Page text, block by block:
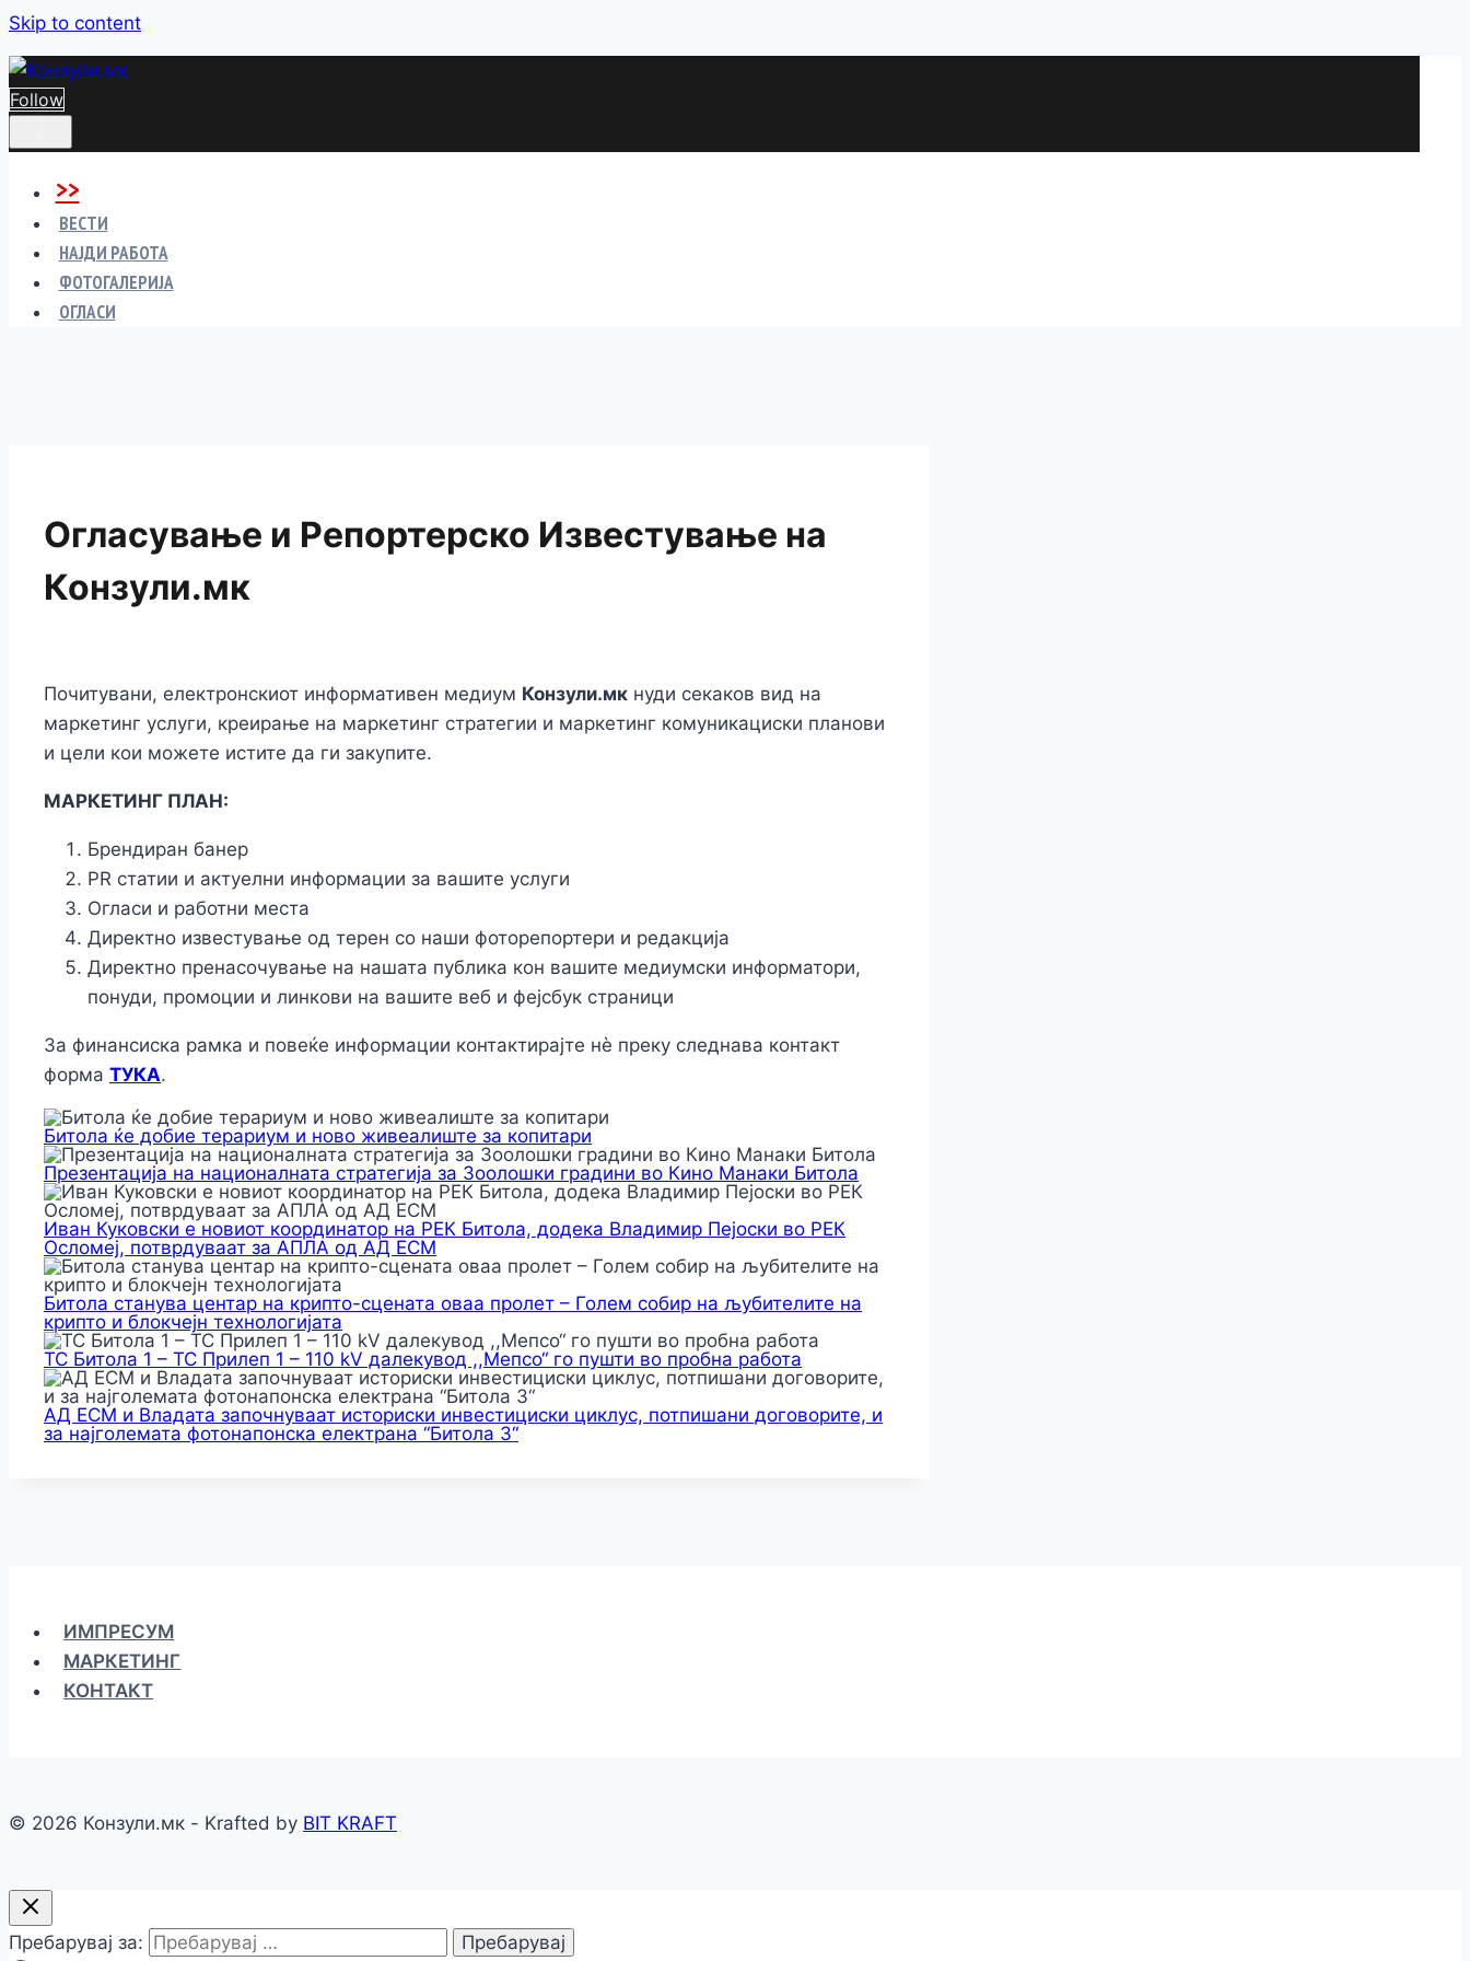
Skip to content
Follow
>>
ВЕСТИ
НАЈДИ РАБОТА
ФОТОГАЛЕРИЈА
ОГЛАСИ
Огласување и Репортерско Известување на
Конзули.мк
Почитувани, електронскиот информативен медиум Конзули.мк нуди секаков вид на
маркетинг услуги, креирање на маркетинг стратегии и маркетинг комуникациски планови
и цели кои можете истите да ги закупите.
МАРКЕТИНГ ПЛАН:
Брендиран банер
PR статии и актуелни информации за вашите услуги
Огласи и работни места
Директно известување од терен со наши фоторепортери и редакција
Директно пренасочување на нашата публика кон вашите медиумски информатори,
понуди, промоции и линкови на вашите веб и фејсбук страници
За финансиска рамка и повеќе информации контактирајте нѐ преку следнава контакт
форма ТУКА.
Битола ќе добие терариум и ново живеалиште за копитари
Презентација на националната стратегија за Зоолошки градини во Кино Манаки Битола
Иван Куковски е новиот координатор на РЕК Битола, додека Владимир Пејоски во РЕК
Осломеј, потврдуваат за АПЛА од АД ЕСМ
Битола станува центар на крипто-сцената оваа пролет – Голем собир на љубителите на
крипто и блокчејн технологијата
ТС Битола 1 – ТС Прилеп 1 – 110 kV далекувод ,,Мепсо“ го пушти во пробна работа
АД ЕСМ и Владата започнуваат историски инвестициски циклус, потпишани договорите, и
за најголемата фотонапонска електрана “Битола 3“
ИМПРЕСУМ
МАРКЕТИНГ
КОНТАКТ
© 2026 Конзули.мк - Krafted by BIT KRAFT
Пребарувај за: